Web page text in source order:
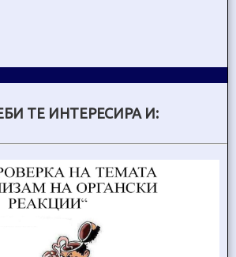
ТЕ ИНТЕРЕСИРА И: